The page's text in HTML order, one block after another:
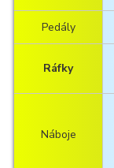
Pedály
Ráfky
Náboje